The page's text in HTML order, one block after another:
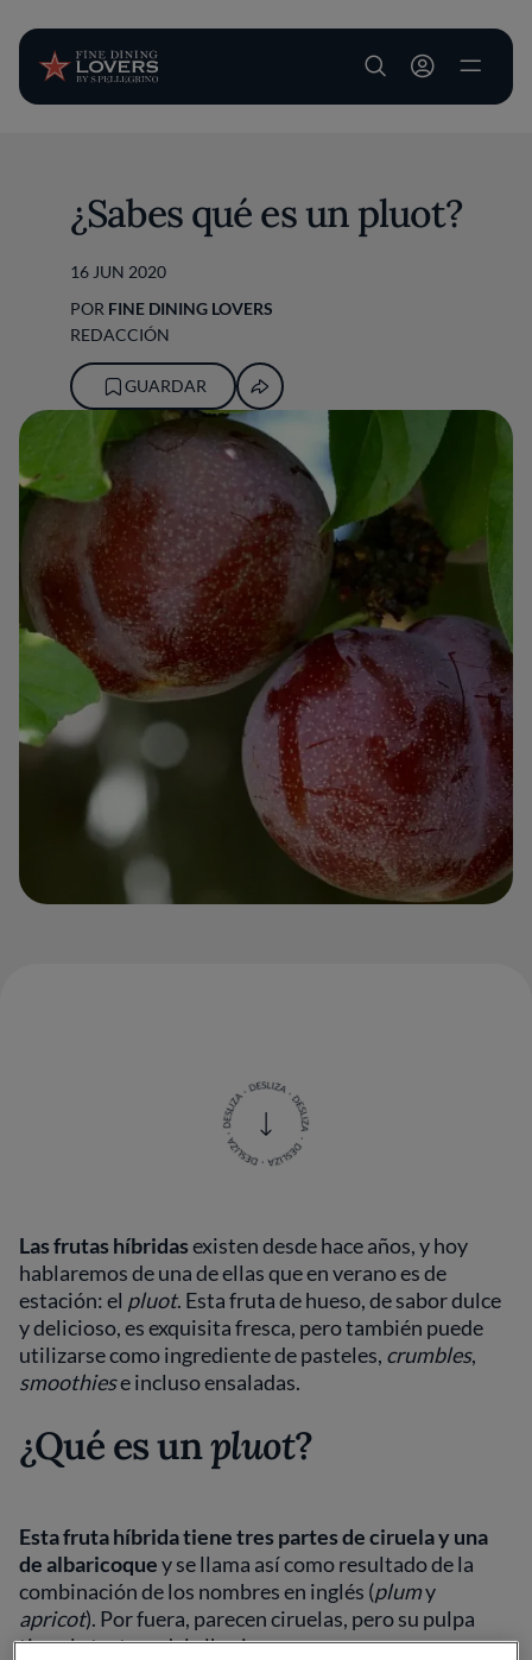
User account
¿Sabes qué es un pluot?
16 JUN 2020
POR FINE DINING LOVERS
REDACCIÓN
GUARDAR
Las frutas híbridasexisten desde hace años, y hoy
hablaremos de una de ellas que en verano es de
estación: el pluot. Esta fruta de hueso, de sabor dulce
y delicioso, es exquisita fresca, pero también puede
utilizarse como ingrediente de pasteles, crumbles,
smoothiese incluso ensaladas.
¿Qué es unpluot?
Esta fruta híbrida tiene tres partes de ciruela y una
de albaricoquey se llama así como resultado de la
combinación de los nombres en inglés (plumy
apricot). Por fuera, parecen ciruelas, pero su pulpa
tiene la textura del albaricoque.